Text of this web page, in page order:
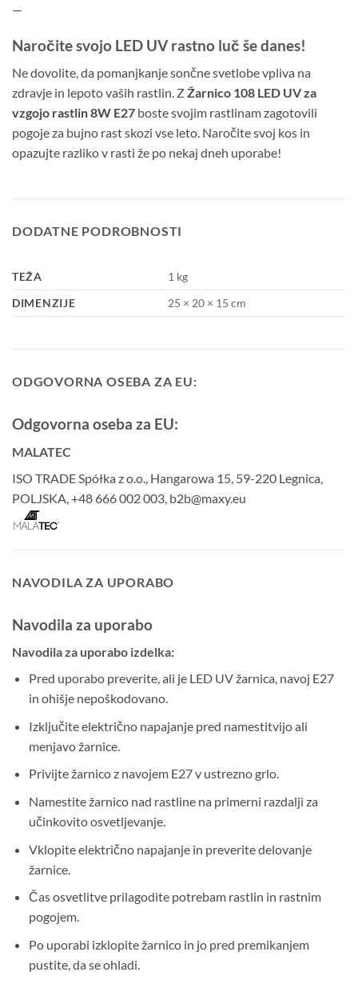
—
Naročite svojo LED UV rastno luč še danes!
Ne dovolite, da pomanjkanje sončne svetlobe vpliva na
zdravje in lepoto vaših rastlin. ZŽarnico 108 LED UV za
vzgojo rastlin 8W E27 boste svojim rastlinam zagotovili
pogoje za bujno rast skozi vse leto. Naročite svoj kos in
opazujte razliko v rasti že po nekaj dneh uporabe!
DODATNE PODROBNOSTI
TEŽA
1 kg
DIMENZIJE
25 × 20 × 15 cm
ODGOVORNA OSEBA ZA EU:
Odgovorna oseba za EU:
MALATEC
ISO TRADE Spółka z o.o., Hangarowa 15, 59-220 Legnica,
POLJSKA, +48 666 002 003, b2b@maxy.eu
NAVODILA ZA UPORABO
Navodila za uporabo
Navodila za uporabo izdelka:
Pred uporabo preverite, ali je LED UV žarnica, navoj E27
in ohišje nepoškodovano.
Izključite električno napajanje pred namestitvijo ali
menjavo žarnice.
Privijte žarnico z navojem E27 v ustrezno grlo.
Namestite žarnico nad rastline na primerni razdalji za
učinkovito osvetljevanje.
Vklopite električno napajanje in preverite delovanje
žarnice.
Čas osvetlitve prilagodite potrebam rastlin in rastnim
pogojem.
Po uporabi izklopite žarnico in jo pred premikanjem
pustite, da se ohladi.